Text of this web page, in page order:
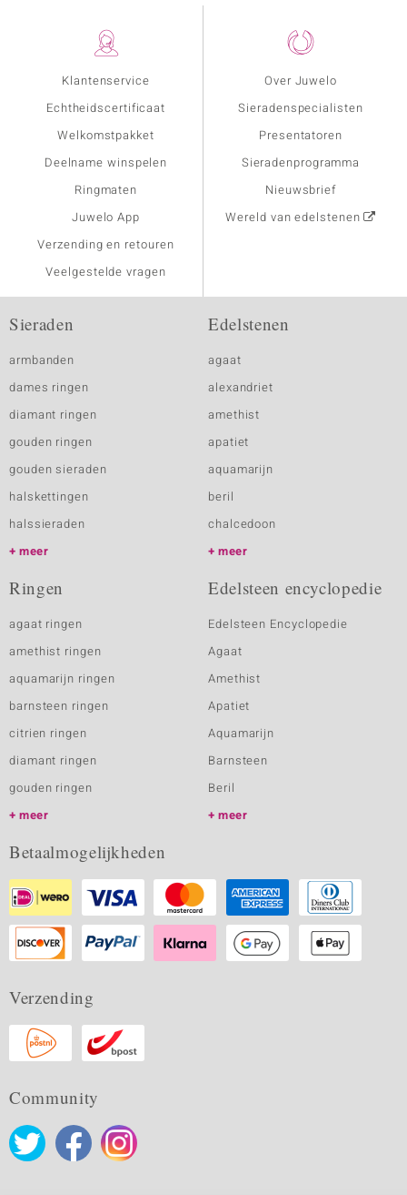
Klantenservice
Echtheidscertificaat
Welkomstpakket
Deelname winspelen
Ringmaten
Juwelo App
Verzending en retouren
Veelgestelde vragen
Over Juwelo
Sieradenspecialisten
Presentatoren
Sieradenprogramma
Nieuwsbrief
Wereld van edelstenen
Sieraden
armbanden
dames ringen
diamant ringen
gouden ringen
gouden sieraden
halskettingen
halssieraden
meer
Edelstenen
agaat
alexandriet
amethist
apatiet
aquamarijn
beril
chalcedoon
meer
Ringen
agaat ringen
amethist ringen
aquamarijn ringen
barnsteen ringen
citrien ringen
diamant ringen
gouden ringen
meer
Edelsteen encyclopedie
Edelsteen Encyclopedie
Agaat
Amethist
Apatiet
Aquamarijn
Barnsteen
Beril
meer
Betaalmogelijkheden
Verzending
Community